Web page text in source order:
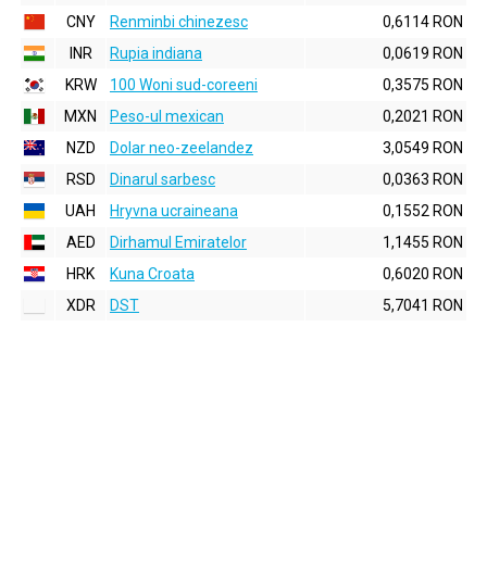
CNY
Renminbi chinezesc
0,6114 RON
INR
Rupia indiana
0,0619 RON
KRW
100 Woni sud-coreeni
0,3575 RON
MXN
Peso-ul mexican
0,2021 RON
NZD
Dolar neo-zeelandez
3,0549 RON
RSD
Dinarul sarbesc
0,0363 RON
UAH
Hryvna ucraineana
0,1552 RON
AED
Dirhamul Emiratelor
1,1455 RON
HRK
Kuna Croata
0,6020 RON
XDR
DST 5,7041 RON